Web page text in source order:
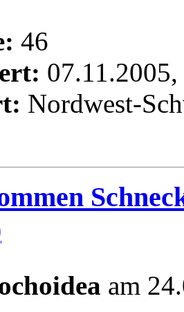
46
Nordwest-
am